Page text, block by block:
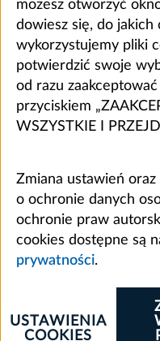
możesz otworzyć
dowiesz się, do jakich
wykorzystujemy pliki
potwierdzić swoje
od razu
przyciskiem
WSZYSTKIE I
Zmiana ustawień
o ochronie danych
ochronie praw
cookies dostępne są
prywatności.
USTAWIENIA
COOKIES